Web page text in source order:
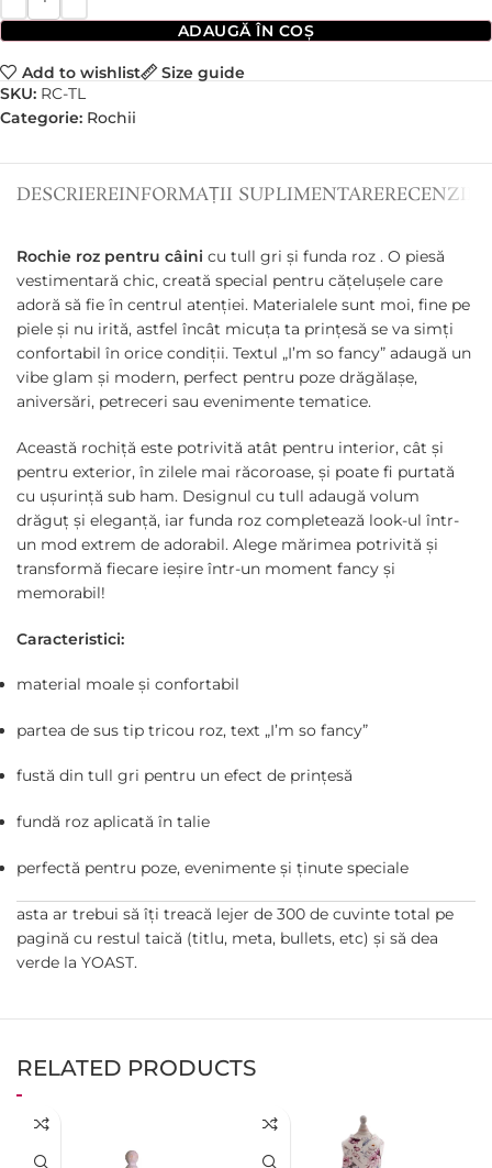
ADAUGĂ ÎN COȘ
Add to wishlist
Size guide
SKU: RC-TL
Categorie: Rochii
DESCRIEREINFORMAȚII SUPLIMENTARERECENZII
Rochie roz pentru câini cu tull gri și funda roz . O piesă
vestimentară chic, creată special pentru cățelușele care
adoră să fie în centrul atenției. Materialele sunt moi, fine pe
piele și nu irită, astfel încât micuța ta prințesă se va simți
confortabil în orice condiții. Textul „I’m so fancy” adaugă un
vibe glam și modern, perfect pentru poze drăgălașe,
aniversări, petreceri sau evenimente tematice.
Această rochiță este potrivită atât pentru interior, cât și
pentru exterior, în zilele mai răcoroase, și poate fi purtată
cu ușurință sub ham. Designul cu tull adaugă volum
drăguț și eleganță, iar funda roz completează look-ul într-
un mod extrem de adorabil. Alege mărimea potrivită și
transformă fiecare ieșire într-un moment fancy și
memorabil!
Caracteristici:
material moale și confortabil
partea de sus tip tricou roz, text „I’m so fancy”
fustă din tull gri pentru un efect de prințesă
fundă roz aplicată în talie
perfectă pentru poze, evenimente și ținute speciale
asta ar trebui să îți treacă lejer de 300 de cuvinte total pe
pagină cu restul taică (titlu, meta, bullets, etc) și să dea
verde la YOAST.
RELATED PRODUCTS